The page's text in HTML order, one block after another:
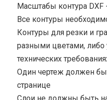
Масштабы контура DXF
Все контуры
Контуры для резки и
разными цветами, либо
технических
Один чертеж должен
странице